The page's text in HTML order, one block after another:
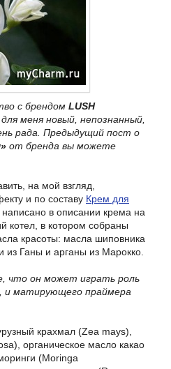
с брендом LUSH
меня новый, непознанный,
рада. Предыдущий пост о
от бренда вы можете
на мой взгляд,
и по составу Крем для
написано в описании крема на
котел, в котором собраны
красоты: масла шиповника
Ганы и арганы из Марокко.
что он может играть роль
и матирующего праймера
крахмал (Zea mays),
органическое масло какао
(Moringa